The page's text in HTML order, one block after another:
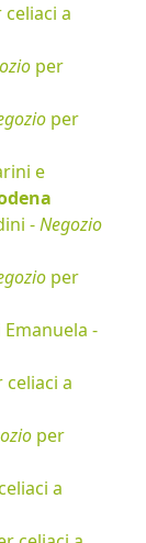
celiaci a
per
per
e
-Negozio
per
-
celiaci a
per
a